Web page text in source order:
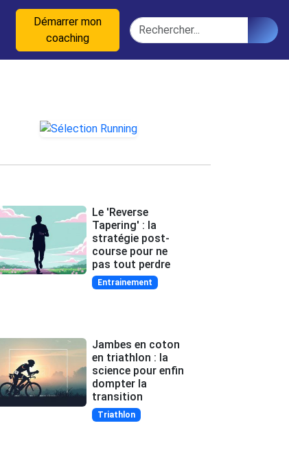
Démarrer mon
coaching
Rechercher
Le 'Reverse
Tapering' : la
stratégie post-
course pour ne
pas tout perdre
Entrainement
Jambes en coton
en triathlon : la
science pour enfin
dompter la
transition
Triathlon